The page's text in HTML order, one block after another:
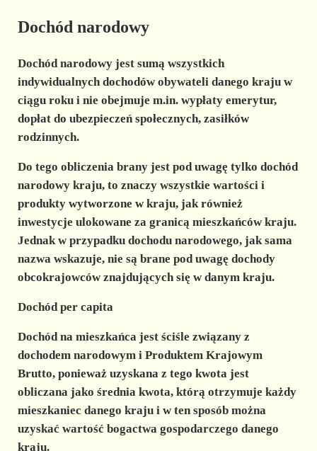
Dochód narodowy
Dochód narodowy jest sumą wszystkich
indywidualnych dochodów obywateli danego kraju w
ciągu roku i nie obejmuje m.in. wypłaty emerytur,
dopłat do ubezpieczeń społecznych, zasiłków
rodzinnych.
Do tego obliczenia brany jest pod uwagę tylko dochód
narodowy kraju, to znaczy wszystkie wartości i
produkty wytworzone w kraju, jak również
inwestycje ulokowane za granicą mieszkańców kraju.
Jednak w przypadku dochodu narodowego, jak sama
nazwa wskazuje, nie są brane pod uwagę dochody
obcokrajowców znajdujących się w danym kraju.
Dochód per capita
Dochód na mieszkańca jest ściśle związany z
dochodem narodowym i Produktem Krajowym
Brutto, ponieważ uzyskana z tego kwota jest
obliczana jako średnia kwota, którą otrzymuje każdy
mieszkaniec danego kraju i w ten sposób można
uzyskać wartość bogactwa gospodarczego danego
kraju.